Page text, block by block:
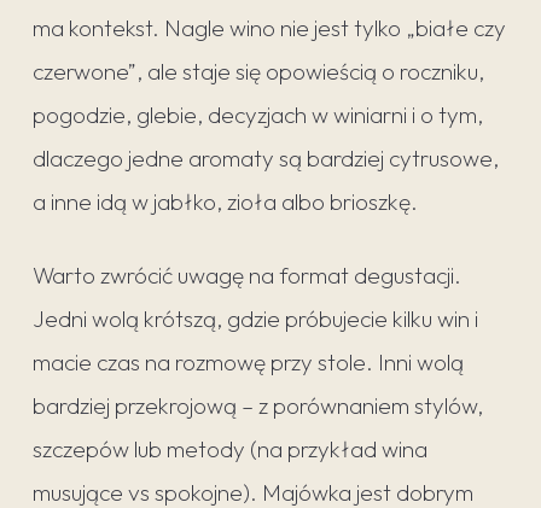
ma kontekst. Nagle wino nie jest tylko „białe czy
czerwone”, ale staje się opowieścią o roczniku,
pogodzie, glebie, decyzjach w winiarni i o tym,
dlaczego jedne aromaty są bardziej cytrusowe,
a inne idą w jabłko, zioła albo brioszkę.
Warto zwrócić uwagę na format degustacji.
Jedni wolą krótszą, gdzie próbujecie kilku win i
macie czas na rozmowę przy stole. Inni wolą
bardziej przekrojową – z porównaniem stylów,
szczepów lub metody (na przykład wina
musujące vs spokojne). Majówka jest dobrym